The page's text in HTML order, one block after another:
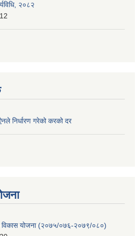
२०८२
निर्धारण गरेको करको दर
विकास योजना (२०७५/०७६-२०७९/०८०)